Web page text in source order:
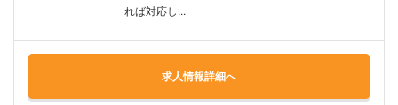
れば対応し...
求人情報詳細へ